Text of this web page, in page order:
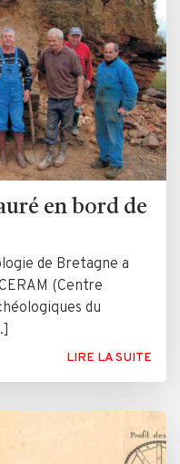
en bord de
de Bretagne a
(Centre
du
LIRE LA SUITE